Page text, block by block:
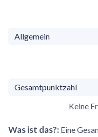
Keine
Was ist das?: Eine